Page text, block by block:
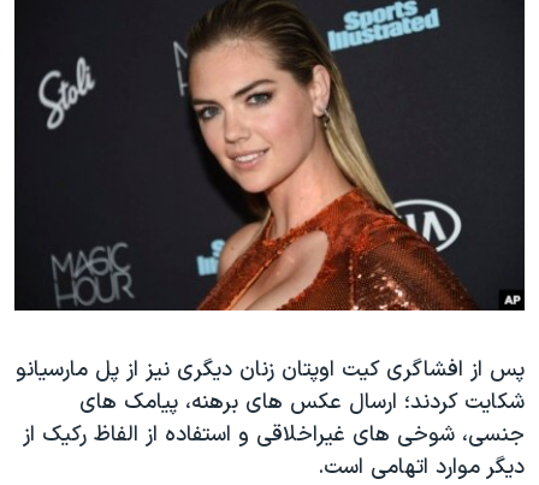
پس از افشاگری کیت اوپتان زنان دیگری نیز از پل مارسیانو
شکایت کردند؛ ارسال عکس های برهنه، پیامک های
جنسی، شوخی های غیراخلاقی و استفاده از الفاظ رکیک از
دیگر موارد اتهامی است.